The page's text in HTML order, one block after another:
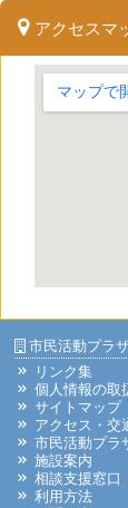
アクセスマ
市民活動プラ
リンク集
個人情報の取
サイトマップ
アクセス・交
市民活動プラ
施設案内
相談支援窓口
利用方法